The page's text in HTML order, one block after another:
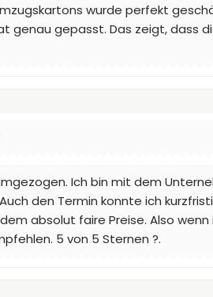
wurde perfekt
genau gepasst. Das zeigt, dass
Ich bin mit dem
den Termin konnte ich
absolut faire Preise. Also
5 von 5 Sternen ?.